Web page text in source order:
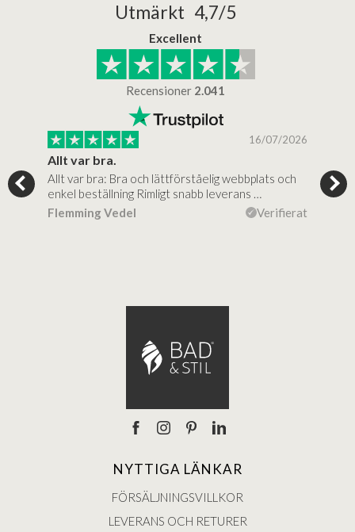
Utmärkt 4,7/5
Excellent
Recensioner 2.041
16/07/2026
Allt var bra.
Allt var bra: Bra och lättförståelig webbplats och
enkel beställning Rimligt snabb leverans …
Flemming Vedel
Verifierat
Jag
NYTTIGA LÄNKAR
FÖRSÄLJNINGSVILLKOR
LEVERANS OCH RETURER